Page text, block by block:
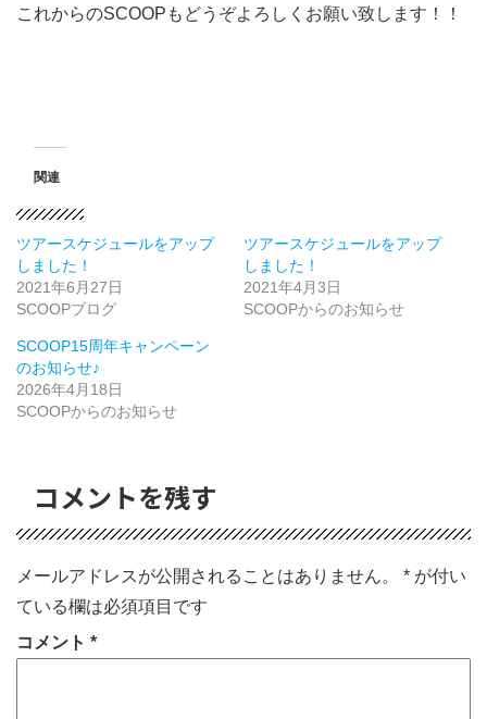
これからのSCOOPもどうぞよろしくお願い致します！！
関連
ツアースケジュールをアップ
しました！
2021年6月27日
SCOOPブログ
ツアースケジュールをアップ
しました！
2021年4月3日
SCOOPからのお知らせ
SCOOP15周年キャンペーン
のお知らせ♪
2026年4月18日
SCOOPからのお知らせ
コメントを残す
メールアドレスが公開されることはありません。 * が付い
ている欄は必須項目です
コメント *